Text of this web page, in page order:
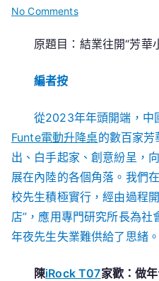
No Commentson
業
華
小
店
億
工
廠
直
原題目：結業往開“芳華
編者按
從2023年年頭開端，中
Funte電動升降桌的數百家
出、白手起家、創意紛呈，
展在內陸的各個角落。我們
校先生積極實行，經由過程
店”，應用專門研究所長為
年夜先生失業難供給了思緒。
陳iRock T07家歡：做